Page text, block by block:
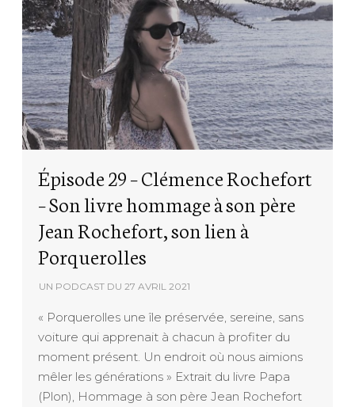
Épisode 29 – Clémence Rochefort
– Son livre hommage à son père
Jean Rochefort, son lien à
Porquerolles
UN PODCAST DU27 AVRIL 2021
« Porquerolles une île préservée, sereine, sans
voiture qui apprenait à chacun à profiter du
moment présent. Un endroit où nous aimions
mêler les générations » Extrait du livre Papa
(Plon), Hommage à son père Jean Rochefort